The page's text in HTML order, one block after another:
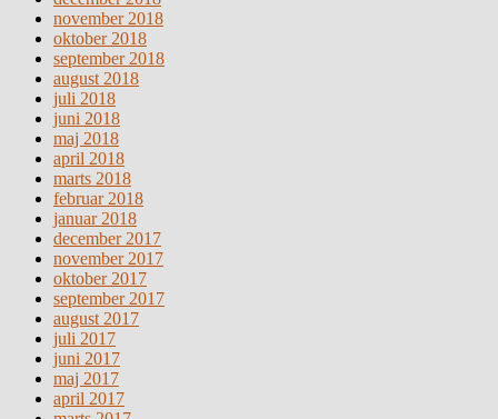
november 2018
oktober 2018
september 2018
august 2018
juli 2018
juni 2018
maj 2018
april 2018
marts 2018
februar 2018
januar 2018
december 2017
november 2017
oktober 2017
september 2017
august 2017
juli 2017
juni 2017
maj 2017
april 2017